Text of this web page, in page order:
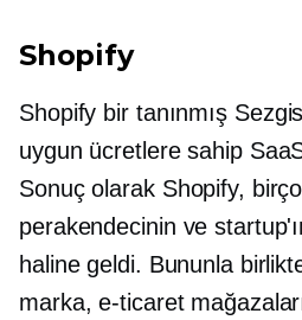
Shopify
Shopify bir tanınmış
uygun ücretlere sahip
Sonuç olarak Shopify,
perakendecinin ve
haline geldi. Bununla
marka, e-ticaret